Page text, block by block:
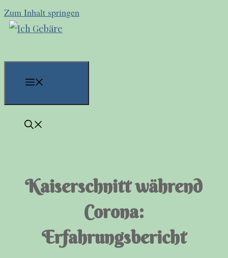
Zum Inhalt springen
Kaiserschnitt während
Corona:
Erfahrungsbericht